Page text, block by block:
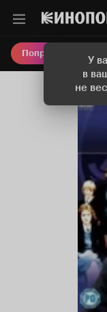
У
в
не
Попробовать Плюс